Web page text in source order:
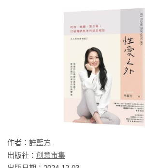
作者： 許藍方
出版社： 創意市集